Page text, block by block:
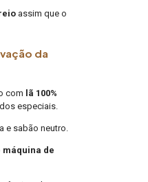
assim que o
da
com lã 100%
especiais.
e sabão neutro.
de